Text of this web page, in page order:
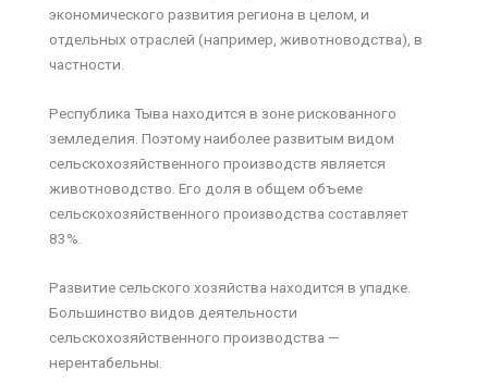
экономического развития региона в целом, и
отдельных отраслей (например, животноводства), в
частности.
Республика Тыва находится в зоне рискованного
земледелия. Поэтому наиболее развитым видом
сельскохозяйственного производств является
животноводство. Его доля в общем объеме
сельскохозяйственного производства составляет
83%.
Развитие сельского хозяйства находится в упадке.
Большинство видов деятельности
сельскохозяйственного производства —
нерентабельны.